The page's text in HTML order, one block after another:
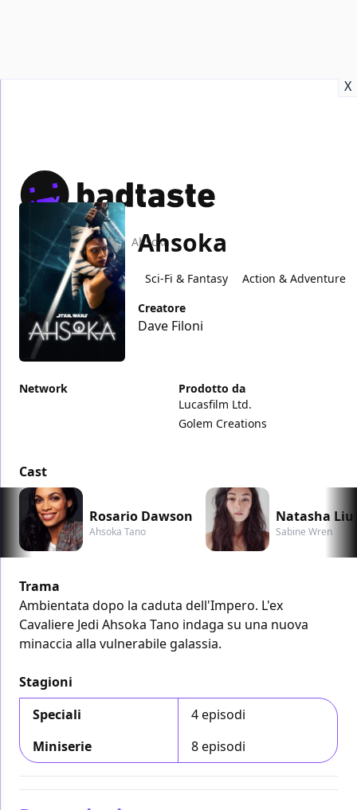
X
Home TV Ahsoka
Ahsoka
Sci-Fi & Fantasy
Action & Adventure
Creatore
Dave Filoni
Network
Prodotto da
Lucasfilm Ltd.
Golem Creations
Cast
Rosario Dawson
Ahsoka Tano
Natasha Liu
Sabine Wren
Trama
Ambientata dopo la caduta dell'Impero. L'ex
Cavaliere Jedi Ahsoka Tano indaga su una nuova
minaccia alla vulnerabile galassia.
Stagioni
Speciali
4 episodi
Miniserie
8 episodi